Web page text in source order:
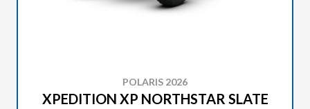
POLARIS 2026
XPEDITION XP NORTHSTAR SLATE